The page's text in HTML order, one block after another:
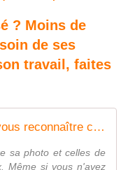
? Moins de
de ses
travail, faites
La caméra Facebook qui peut vous reconnaître chaque fois que vous entrez dans un magasin - MOINS de BIENS PLUS de LIENS
sa photo et celles de
Même si vous n'avez